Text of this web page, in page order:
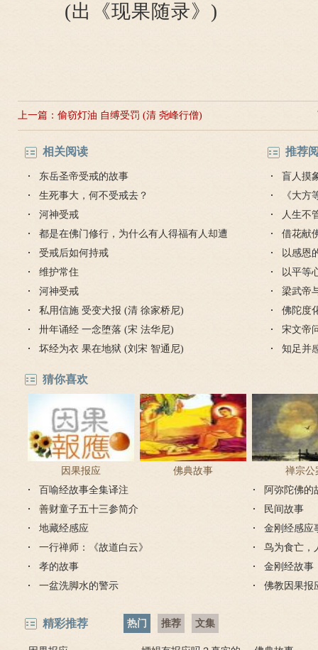
(出《现果随录》)
上一篇： 偷窃灯油 自缚受罚 (清 尧峰行僧)
相关阅读
东岳圣帝受戒的故事
生死事大，何不受戒去？
河神受戒
都是在佛门修行，为什么有人得福有人却遭
厄难？
受戒后如何持戒
维护常住
河神受戒
私用信施 受变犬报 (清 徐家桥尼)
卅年诵经 一念堕落 (宋 法华尼)
坏经为衣 果在地狱 (刘宋 智通尼)
推荐
盲人摸
《大
人生不
对待
借花献
灯佛
以感恩
以平等
梁武帝
是哪个
佛陀度
宋文帝
知足并
猜你喜欢
因果报应 佛典故事
禅宗公
百喻经故事全集译注
阿弥陀佛的
善财童子五十三参简介
民间故事
地藏经感应
金刚经感应
一行禅师：《故道白云》
鸟为食亡，
孝的故事
金刚经故事
一盆洗脚水的警示
佛教因果报
精彩推荐 热门 推荐 文集